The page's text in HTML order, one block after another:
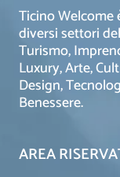
Ticino
diversi settori
Turismo,
Luxury, Arte,
Design,
Benessere.
AREA